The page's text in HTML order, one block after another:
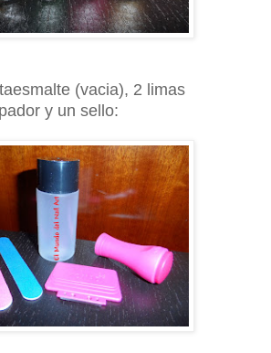
(vacia), 2 limas
y un sello: